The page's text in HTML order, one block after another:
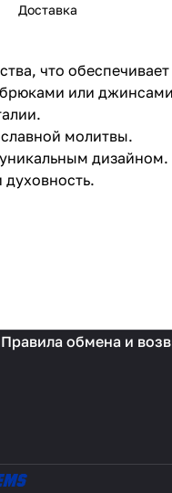
Доставка
что
или
молитвы.
дизайном.
духовность.
Правила обмена и